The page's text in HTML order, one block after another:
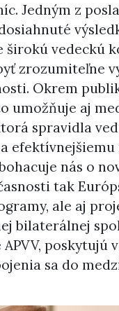
Jedným z
širokú vedeckú
zrozumiteľne
Okrem
umožňuje aj
spravidla
nás o
tak
ale aj
bilaterálnej
poskytujú
sa do